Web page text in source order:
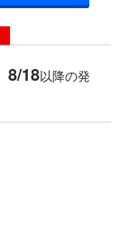
8/18以降の発